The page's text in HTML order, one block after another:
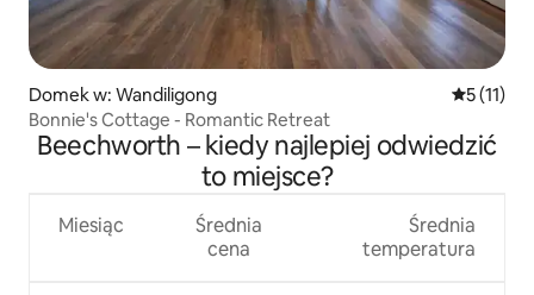
Domek w: Wandiligong Średnia
5 (11)
Bonnie's Cottage - Romantic Retreat
Beechworth – kiedy najlepiej odwiedzić
to miejsce?
Miesiąc
Średnia
cena
Średnia
temperatura